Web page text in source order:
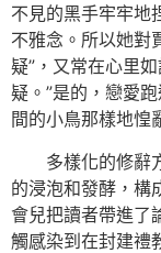
不見的黑手牢牢地
不雅念。所以她對
疑”，又常在心里
疑。”是的，戀愛
間的小鳥那樣地惶
多樣化的修辭
的浸泡和發酵，構
會兒把讀者帶進了
觸感染到在封建禮